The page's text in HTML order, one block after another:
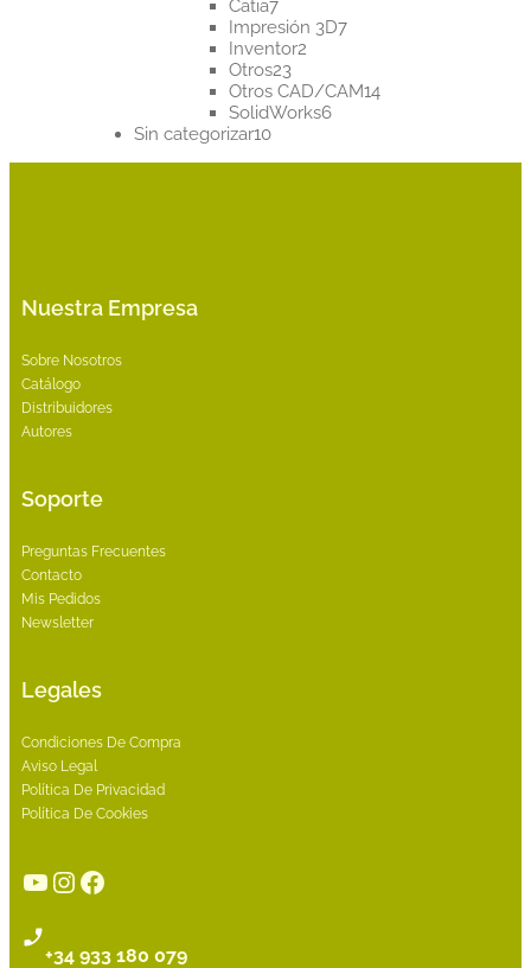
Catia77
productos
Impresión 3D77
Inventor22
Otros2323
productos
Otros CAD/CAM1414
SolidWorks66
Sin categorizar1010
Nuestra Empresa
Sobre Nosotros
Catálogo
Distribuidores
Autores
Soporte
Preguntas Frecuentes
Contacto
Mis Pedidos
Newsletter
Legales
Condiciones De Compra
Aviso Legal
Política De Privacidad
Política De Cookies
YouTube
Instagram
Facebook
+34 933 180 079